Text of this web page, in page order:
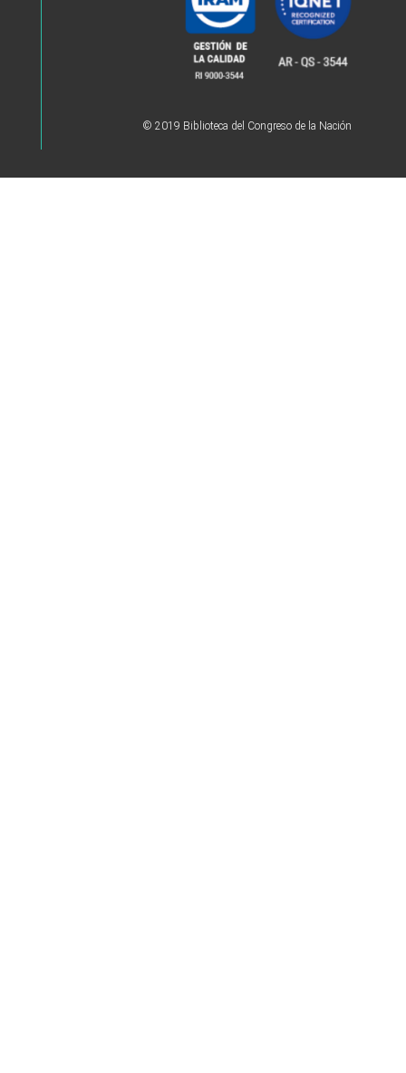
© 2019 Biblioteca del Congreso de la Nación